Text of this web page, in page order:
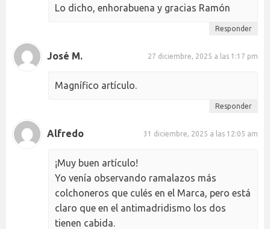
Lo dicho, enhorabuena y gracias Ramón
Responder
José M. 27 diciembre, 2025 a las 1:17 pm
Magnífico artículo.
Responder
Alfredo 31 diciembre, 2025 a las 12:05 am
¡Muy buen artículo!
Yo venía observando ramalazos más
colchoneros que culés en el Marca, pero está
claro que en el antimadridismo los dos
tienen cabida.